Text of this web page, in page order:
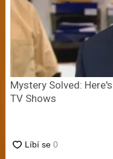
Mystery Solved:
TV Shows